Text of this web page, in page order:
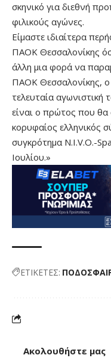
σκηνικό για διεθνή
φιλικούς αγώνες.
Είμαστε ιδιαίτερα
ΠΑΟΚ Θεσσαλονίκης
άλλη μια φορά να
ΠΑΟΚ Θεσσαλονίκης, ο
τελευταία
είναι ο πρώτος που
κορυφαίος ελληνικός
συγκρότημα N.I.V.O.-
Ιουλίου.»
ΕΤΙΚΕΤΕΣ:
Ακολουθήστε μας